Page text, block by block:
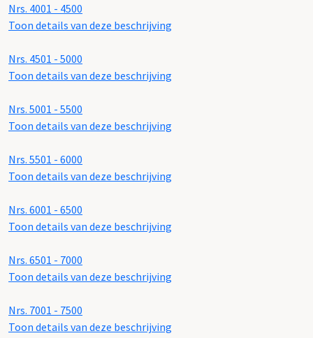
Nrs. 4001 - 4500
Toon details van deze beschrijving
Nrs. 4501 - 5000
Toon details van deze beschrijving
Nrs. 5001 - 5500
Toon details van deze beschrijving
Nrs. 5501 - 6000
Toon details van deze beschrijving
Nrs. 6001 - 6500
Toon details van deze beschrijving
Nrs. 6501 - 7000
Toon details van deze beschrijving
Nrs. 7001 - 7500
Toon details van deze beschrijving